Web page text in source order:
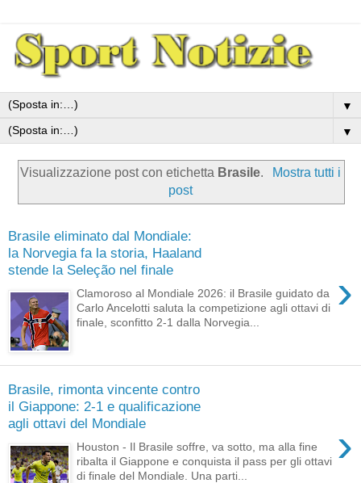
▼
▼
Visualizzazione post con etichetta Brasile.
Mostra tutti i
post
Brasile eliminato dal Mondiale:
la Norvegia fa la storia, Haaland
stende la Seleção nel finale
›
Clamoroso al Mondiale 2026: il Brasile guidato da
Carlo Ancelotti saluta la competizione agli ottavi di
finale, sconfitto 2-1 dalla Norvegia...
Brasile, rimonta vincente contro
il Giappone: 2-1 e qualificazione
agli ottavi del Mondiale
›
Houston - Il Brasile soffre, va sotto, ma alla fine
ribalta il Giappone e conquista il pass per gli ottavi
di finale del Mondiale. Una parti...